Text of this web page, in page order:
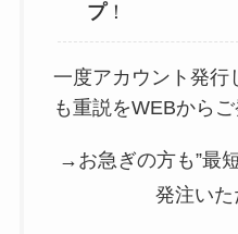
プ！
一度アカウント発行
も重説をWEBから
→お急ぎの方も”最
発注いた